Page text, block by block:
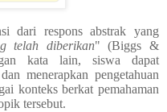
dari respons abstrak yang
telah diberikan" (Biggs &
kata lain, siswa dapat
menerapkan pengetahuan
konteks berkat pemahaman
tersebut.